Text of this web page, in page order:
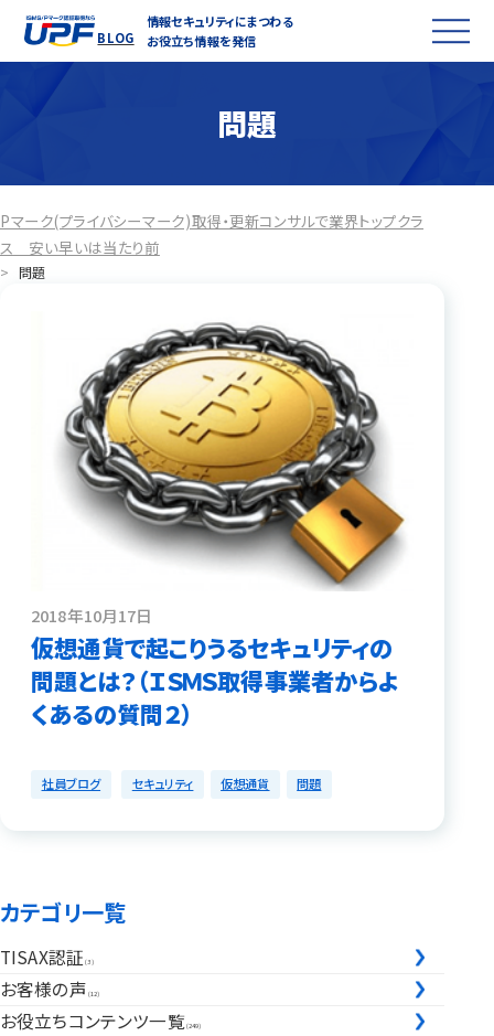
BLOG
情報セキュリティにまつわる
お役立ち情報を発信
問題
Pマーク(プライバシーマーク)取得・更新コンサルで業界トップクラ
ス 安い早いは当たり前
> 問題
2018年10月17日
仮想通貨で起こりうるセキュリティの
問題とは？（ＩＳＭＳ取得事業者からよ
くあるの質問２）
社員ブログ セキュリティ 仮想通貨 問題
カテゴリ一覧
TISAX認証 (3)
お客様の声 (12)
お役立ちコンテンツ一覧(249)